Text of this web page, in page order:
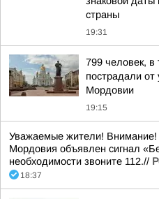
страны
19:31
799 человек, в
пострадали от
Мордовии
19:15
Уважаемые жители! Внимание!
Мордовия объявлен сигнал
необходимости звоните 112.//
18:37